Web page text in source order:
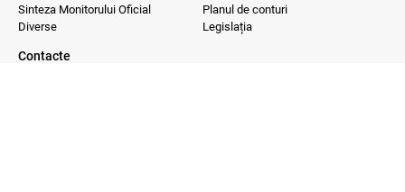
Sinteza Monitorului Oficial
Diverse
Planul de conturi
Legislația
Contacte